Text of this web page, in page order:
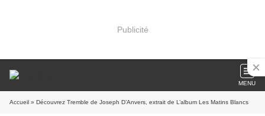
Publicité
MENU
Accueil » Découvrez Tremble de Joseph D’Anvers, extrait de L’album Les Matins Blancs